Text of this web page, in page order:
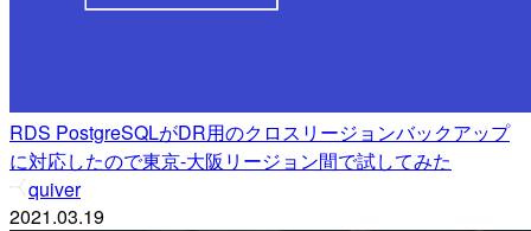
RDS PostgreSQLがDR用のクロスリージョンバックアップ
に対応したので東京-大阪リージョン間で試してみた
quiver
2021.03.19